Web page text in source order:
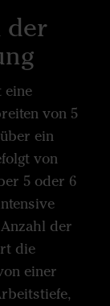
der
eine
von 5
ein
von
5 oder 6
der
die
einer